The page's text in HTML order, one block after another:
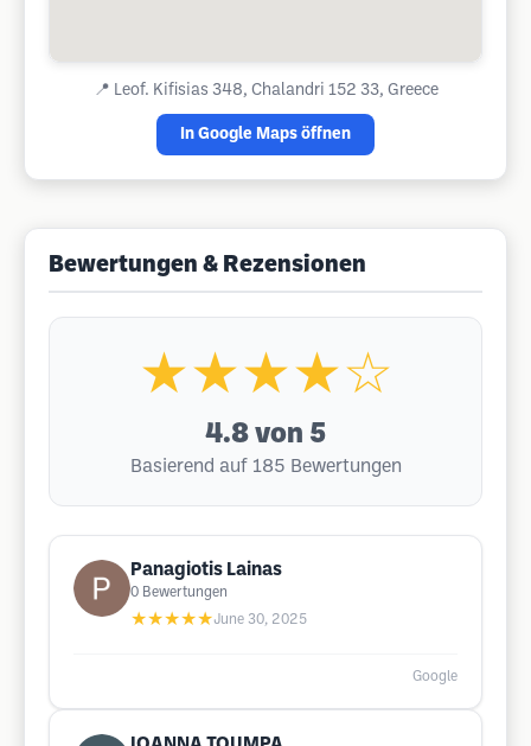
📍 Leof. Kifisias 348, Chalandri 152 33, Greece
In Google Maps öffnen
Bewertungen & Rezensionen
★★★★☆
4.8 von 5
Basierend auf 185 Bewertungen
Panagiotis Lainas
0 Bewertungen
★★★★★June 30, 2025
Google